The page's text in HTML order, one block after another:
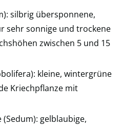
silbrig übersponnene,
sehr sonnige und trockene
zwischen 5 und 15
kleine, wintergrüne
Kriechpflanze mit
gelblaubige,